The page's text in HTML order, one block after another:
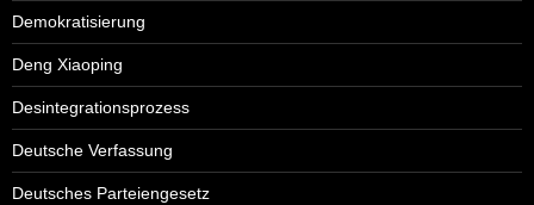
Demokratisierung
Deng Xiaoping
Desintegrationsprozess
Deutsche Verfassung
Deutsches Parteiengesetz